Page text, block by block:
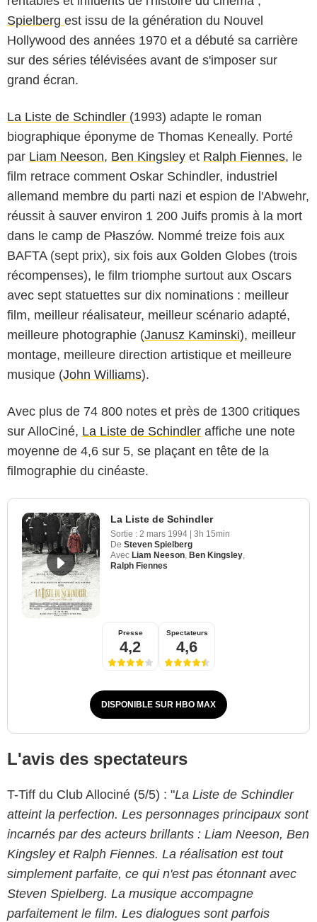
Spielberg est issu de la génération du Nouvel
Hollywood des années 1970 et a débuté sa carrière
sur des séries télévisées avant de s'imposer sur
grand écran.
La Liste de Schindler (1993) adapte le roman
biographique éponyme de Thomas Keneally. Porté
par Liam Neeson, Ben Kingsley et Ralph Fiennes, le
film retrace comment Oskar Schindler, industriel
allemand membre du parti nazi et espion de l'Abwehr,
réussit à sauver environ 1 200 Juifs promis à la mort
dans le camp de Płaszów. Nommé treize fois aux
BAFTA (sept prix), six fois aux Golden Globes (trois
récompenses), le film triomphe surtout aux Oscars
avec sept statuettes sur dix nominations : meilleur
film, meilleur réalisateur, meilleur scénario adapté,
meilleure photographie (Janusz Kaminski), meilleur
montage, meilleure direction artistique et meilleure
musique (John Williams).
Avec plus de 74 800 notes et près de 1300 critiques
sur AlloCiné, La Liste de Schindler affiche une note
moyenne de 4,6 sur 5, se plaçant en tête de la
filmographie du cinéaste.
La Liste de Schindler
Sortie : 2 mars 1994 | 3h 15min
De Steven Spielberg
Avec Liam Neeson Ben Kingsley
Ralph Fiennes
Presse
4,2
Spectateurs
4,6
DISPONIBLE SUR HBO MAX
L'avis des spectateurs
T-Tiff du Club Allociné (5/5) : "La Liste de Schindler
atteint la perfection. Les personnages principaux sont
incarnés par des acteurs brillants : Liam Neeson, Ben
Kingsley et Ralph Fiennes. La réalisation est tout
simplement parfaite, ce qui n'est pas étonnant avec
Steven Spielberg. La musique accompagne
parfaitement le film. Les dialogues sont parfois